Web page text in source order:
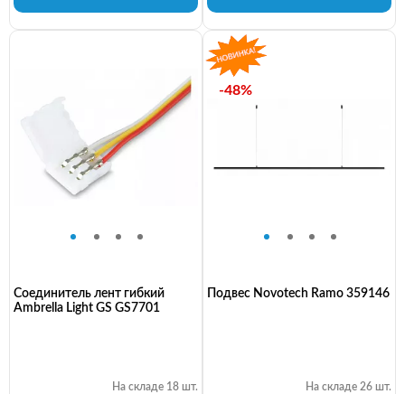
Соединитель лент гибкий
Ambrella Light GS GS7701
На складе 18 шт.
-48%
Подвес Novotech Ramo 359146
На складе 26 шт.